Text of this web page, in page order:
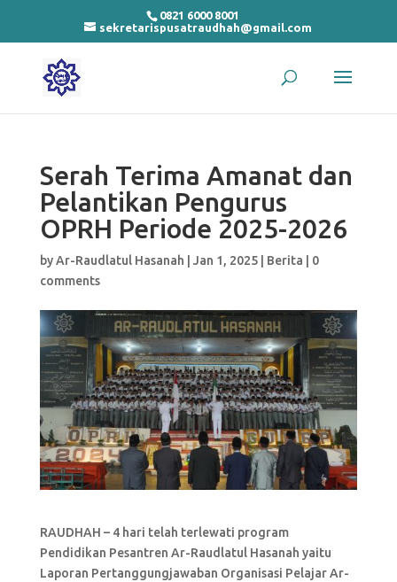
0821 6000 8001
sekretarispusatraudhah@gmail.com
Serah Terima Amanat dan
Pelantikan Pengurus
OPRH Periode 2025-2026
byAr-Raudlatul Hasanah Jan 1, 2025| Berita
0
comments
RAUDHAH – 4 hari telah terlewati program
Pendidikan Pesantren Ar-Raudlatul Hasanah yaitu
Laporan Pertanggungjawaban Organisasi Pelajar Ar-